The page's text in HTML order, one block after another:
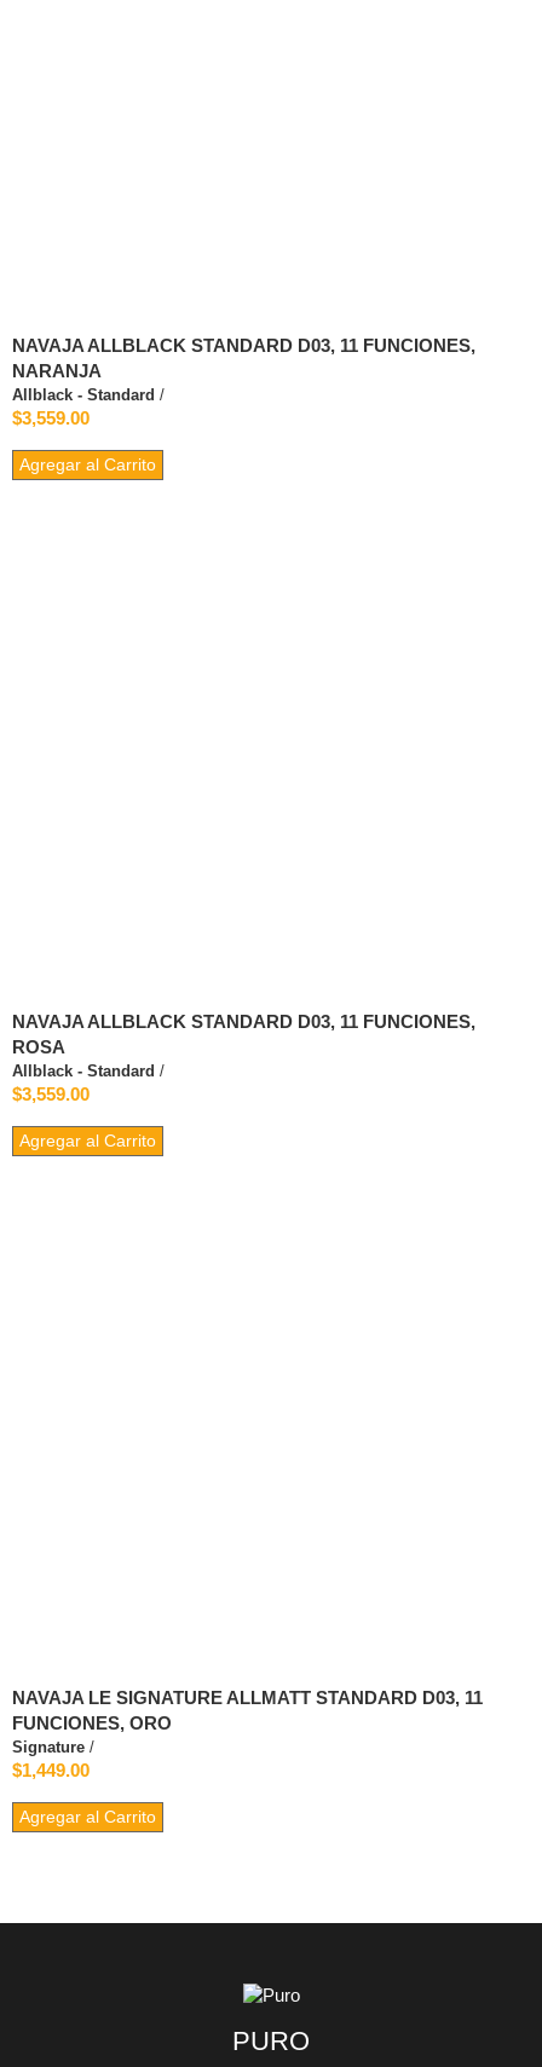
NAVAJA ALLBLACK STANDARD D03, 11 FUNCIONES,
NARANJA
Allblack - Standard /
$3,559.00
Agregar al Carrito
NAVAJA ALLBLACK STANDARD D03, 11 FUNCIONES,
ROSA
Allblack - Standard /
$3,559.00
Agregar al Carrito
NAVAJA LE SIGNATURE ALLMATT STANDARD D03, 11
FUNCIONES, ORO
Signature /
$1,449.00
Agregar al Carrito
PURO